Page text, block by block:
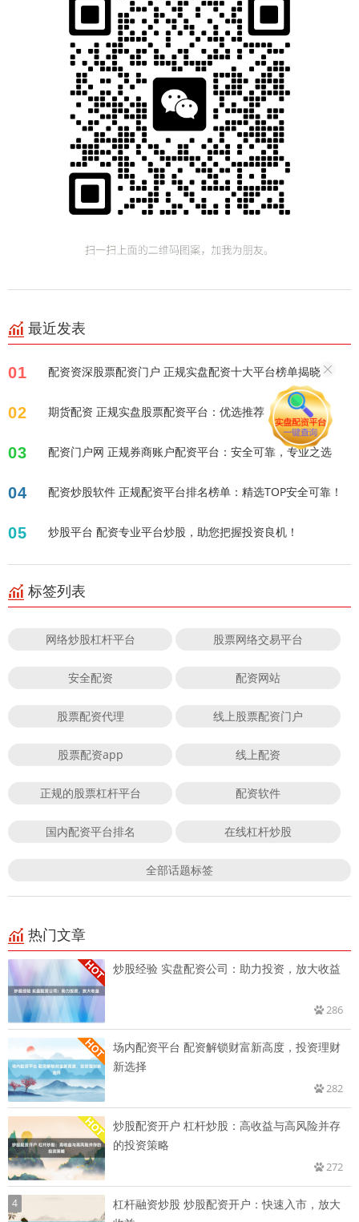
最近发表
01 配资资深股票配资门户 正规实盘配资十大平台榜单揭晓！
02 期货配资 正规实盘股票配资平台：优选推荐
03 配资门户网 正规券商账户配资平台：安全可靠，专业之选
04 配资炒股软件 正规配资平台排名榜单：精选TOP安全可靠！
05 炒股平台 配资专业平台炒股，助您把握投资良机！
标签列表
网络炒股杠杆平台 股票网络交易平台
安全配资 配资网站
股票配资代理 线上股票配资门户
股票配资app 线上配资
正规的股票杠杆平台 配资软件
国内配资平台排名 在线杠杆炒股
全部话题标签
热门文章
炒股经验 实盘配资公司：助力投资，放大收益
286
场内配资平台 配资解锁财富新高度，投资理财
新选择
282
炒股配资开户 杠杆炒股：高收益与高风险并存
的投资策略
272
4
杠杆融资炒股 炒股配资开户：快速入市，放大